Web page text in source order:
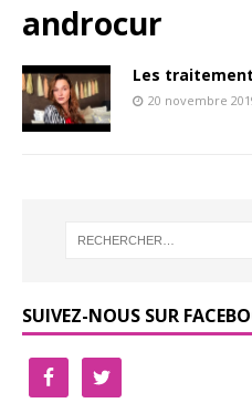
androcur
Les
20 novembre
SUIVEZ-NOUS SUR